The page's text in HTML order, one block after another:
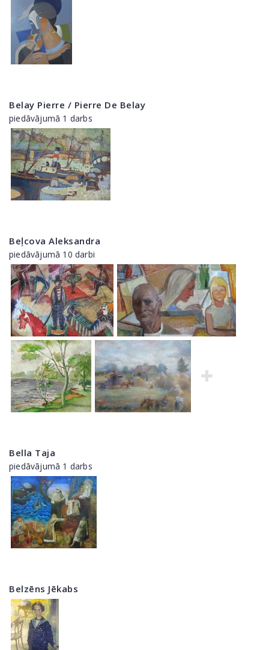
Belay Pierre / Pierre De Belay
piedāvājumā 1 darbs
Beļcova Aleksandra
piedāvājumā 10 darbi
Bella Taja
piedāvājumā 1 darbs
Belzēns Jēkabs